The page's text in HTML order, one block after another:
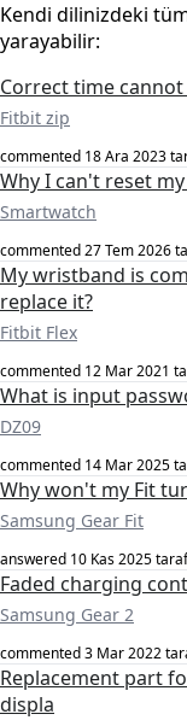
Kendi dilinizdeki
yarayabilir:
Correct time
Fitbit zip
commented 18 Ara 2023
Why I can't reset
Smartwatch
commented27 Tem 2026
My wristband is
replace it?
Fitbit Flex
commented 12 Mar 2021
What is input
DZ09
commented 14 Mar 2025
Why won't my Fit
Samsung Gear Fit
answered 10 Kas 2025
Faded charging
Samsung Gear 2
commented3 Mar 2022
Replacement part
displa